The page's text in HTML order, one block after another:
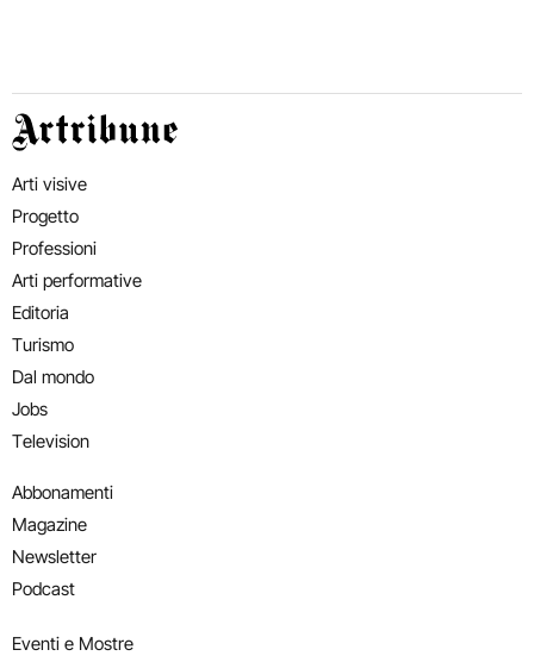
Artribune
Arti visive
Progetto
Professioni
Arti performative
Editoria
Turismo
Dal mondo
Jobs
Television
Abbonamenti
Magazine
Newsletter
Podcast
Eventi e Mostre